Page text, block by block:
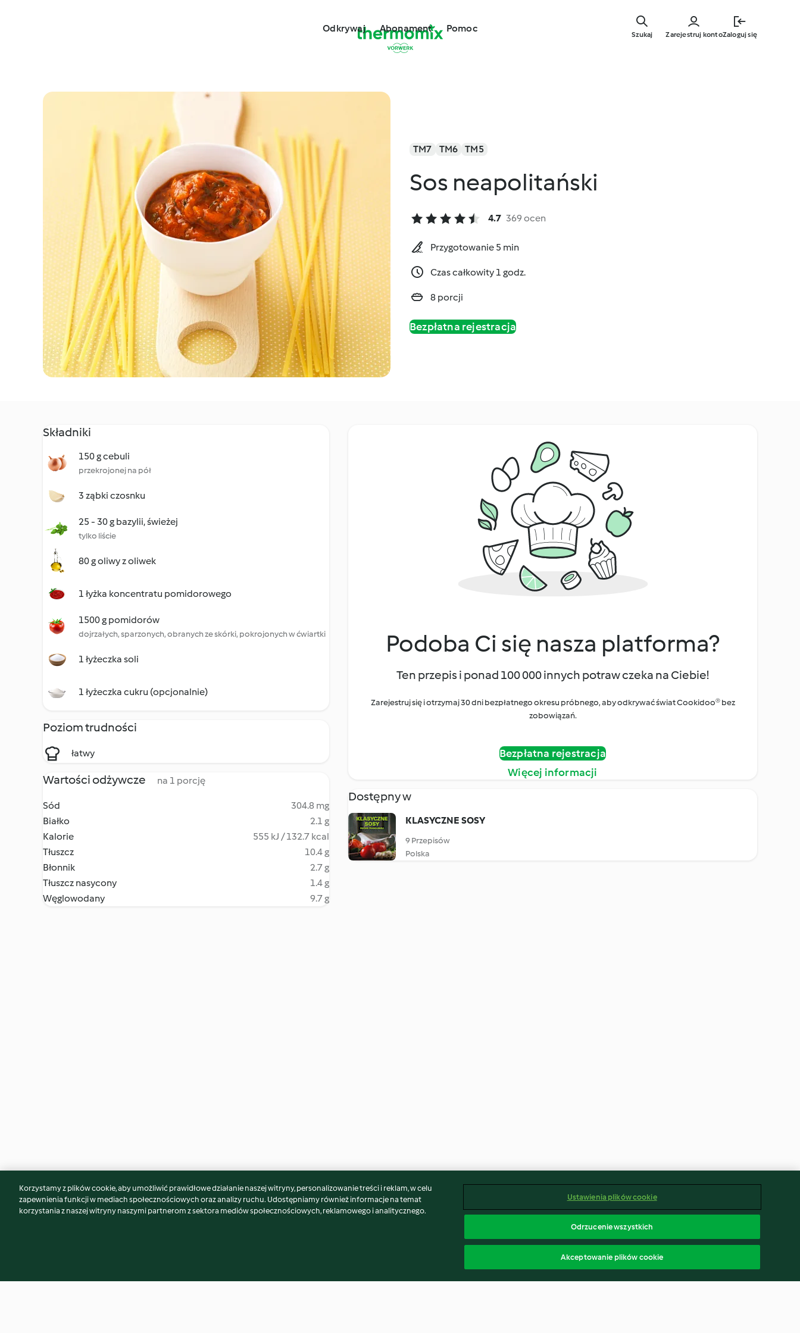
głównej
Odkrywaj Abonament Pomoc
Zarejestruj kontoZaloguj się
Szukaj
TM7 TM6 TM5
Sos neapolitański
4.7 369 ocen
Przygotowanie 5 min
Czas całkowity 1 godz.
8 porcji
Bezpłatna rejestracja
Składniki
150 g cebuli
przekrojonej na pół
3 ząbki czosnku
25 - 30 g bazylii, świeżej
tylko liście
80 g oliwy z oliwek
1 łyżka koncentratu pomidorowego
1500 g pomidorów
dojrzałych, sparzonych, obranych ze skórki, pokrojonych w ćwiartki
1 łyżeczka soli
1 łyżeczka cukru (opcjonalnie)
Poziom trudności
łatwy
Wartości odżywcze na 1 porcję
Sód
304.8 mg
Białko
2.1 g
Kalorie
555 kJ / 132.7 kcal
Tłuszcz
10.4 g
Błonnik
2.7 g
Tłuszcz nasycony
1.4 g
Węglowodany
9.7 g
Podoba Ci się nasza platforma?
Ten przepis i ponad 100 000 innych potraw czeka na Ciebie!
Zarejestruj się i otrzymaj 30 dni bezpłatnego okresu próbnego, aby odkrywać świat Cookidoo® bez
zobowiązań.
Bezpłatna rejestracja
Więcej informacji
Dostępny w
KLASYCZNE SOSY
9 Przepisów
Polska
Może spodoba Ci się również...
Korzystamy z plików cookie, aby umożliwić prawidłowe działanie naszej witryny, personalizowanie treści i reklam, w celu
zapewnienia funkcji w mediach społecznościowych oraz analizy ruchu. Udostępniamy również informacje na temat
korzystania z naszej witryny naszymi partnerom z sektora mediów społecznościowych, reklamowego i analitycznego.
Ustawienia plików cookie
Odrzucenie wszystkich
Akceptowanie plików cookie